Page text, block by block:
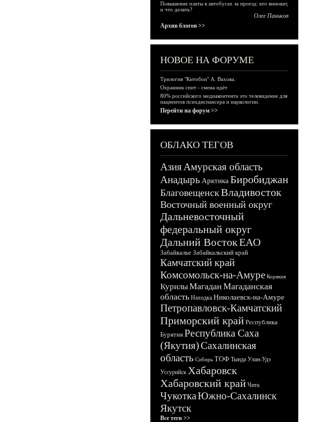
Повышение платы в автобусах за проезд: кто виноват,
и что делать?
Олег Паньков
Архив блогов >>
НОВОЕ НА ФОРУМЕ
Трилогия "Китобои" А. Вахова.
Охранник спит - смена идёт
80% российского медиаконтента это телевидение для
пациентов психдиспансера и наркологии.
Перейти на форум >>
ОБЛАКО ТЕГОВ
АзияАмурская область
Анадырь Арктика Биробиджан
БлаговещенскВладивосток
Восточный военный округ
Дальневосточный
федеральный округ
Дальний ВостокЕАО
Забайкалье Забайкальский край
Камчатский край
Комсомольск-на-Амуре Корякия
КурилыМагадан Магаданская
область Находка Николаевск-на-Амуре
Петропавловск-Камчатский
Приморский край Республика
Бурятия Республика Саха
(Якутия)Сахалинская
область Сибирь ТОФ Тында Улан-Удэ
Уссурийск Хабаровск
Хабаровский край Чита
ЧукоткаЮжно-Сахалинск
Якутск
Все теги >>